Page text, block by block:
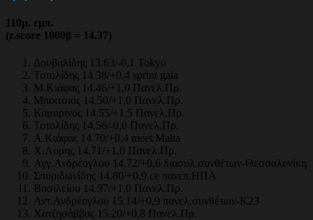
110μ. εμπ.
(r.score 1000β = 14.37)
Δουβαλίδης 13.63/-0,1 Tokyo
Τοτολίδης 14.38/+0,4 sprint gala
Μ.Κιάφας 14.46/+1,0 Πανελ.Πρ.
Μποιτσιος 14.50/+1,0 Πανελ.Πρ.
Καμαρινος 14.55/+1,5 Πανελ.Πρ.
Τοτολίδης 14.56/-0,0 Πανελ.Πρ.
Α.Κιάφας 14.70/+0,4 meet.Malta
Χ.Λυρης 14.71/+1,0 Πανελ.Πρ.
Αγγ.Ανδρέογλου 14.72/+0,6 διασυλ.συνθέτων-Θεσσαλονίκη
Σπυριδωνίδης 14.80/+0,9 ce πανεπ.ΗΠΑ
Βασιλείου 14.97/+1,0 Πανελ.Πρ.
Αντ.Ανδρέογλου 15.14/+0,9 πανελ.συνθέτων-Κ23
Χατζησάββας 15.20/+0,8 Πανελ.Πρ.